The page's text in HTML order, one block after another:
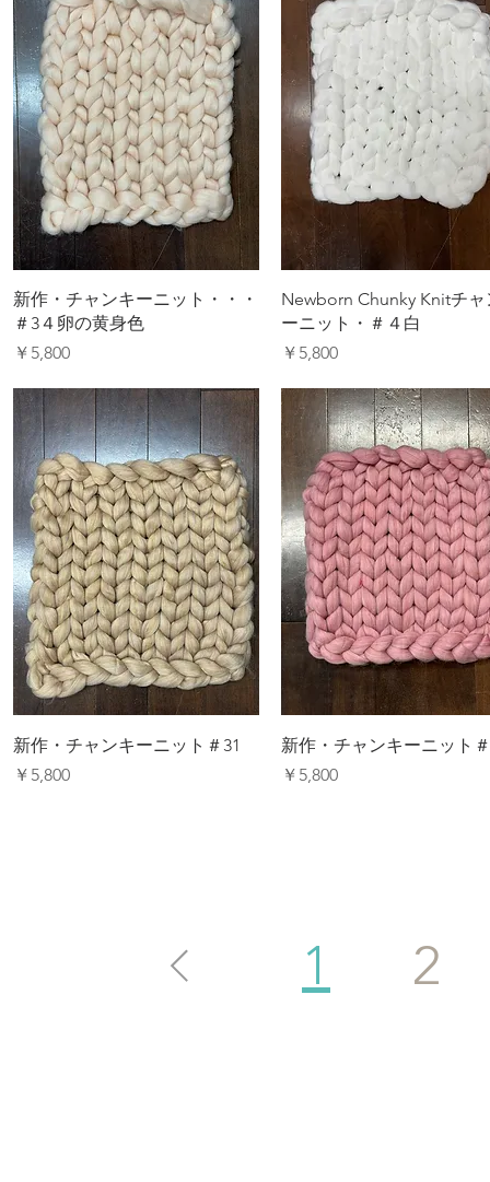
新作・チャンキーニット・・・
＃3４卵の黄身色
価格
￥5,800
Newborn Chunky Knitチャ
ーニット・＃４白
価格
￥5,800
新作・チャンキーニット＃31
価格
￥5,800
新作・チャンキーニット
価格
￥5,800
1 2